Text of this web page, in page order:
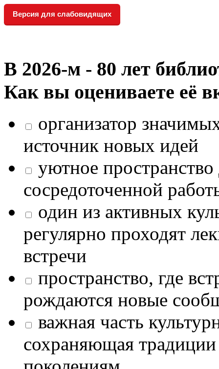
Версия для слабовидящих
В 2026‑м - 80 лет
Как вы оцениваете её
организатор
источник новых идей
уютное
сосредоточенной
один из активных
регулярно проходят
встречи
пространство, где
рождаются новые
важная часть
сохраняющая